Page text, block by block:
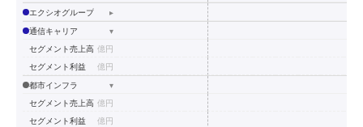
エクシオグループ
▸
通信キャリア
▾
セグメント売上高 億円
セグメント利益
億円
都市インフラ
▾
セグメント売上高 億円
セグメント利益
億円